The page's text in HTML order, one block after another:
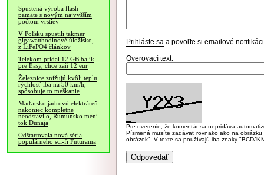
Spustená výroba flash
pamäte s novým najvyšším
počtom vrstiev
V Poľsku spustili takmer
gigawatthodinové úložisko,
z LiFePO4 článkov
Telekom pridal 12 GB balík
pre Easy, chce zaň 12 eur
Železnice znižujú kvôli teplu
rýchlosť iba na 50 km/h,
spôsobuje to meškanie
Maďarsko jadrovú elektráreň
nakoniec kompletne
neodstavilo, Rumunsko mení
tok Dunaja
Odštartovala nová séria
populárneho sci-fi Futurama
Prihláste sa a povoľte si emailové
Overovací text:
Pre overenie, že komentár sa nepridáva
Písmená musíte zadávať rovnako ako na
obrázok". V texte sa používajú iba znaky